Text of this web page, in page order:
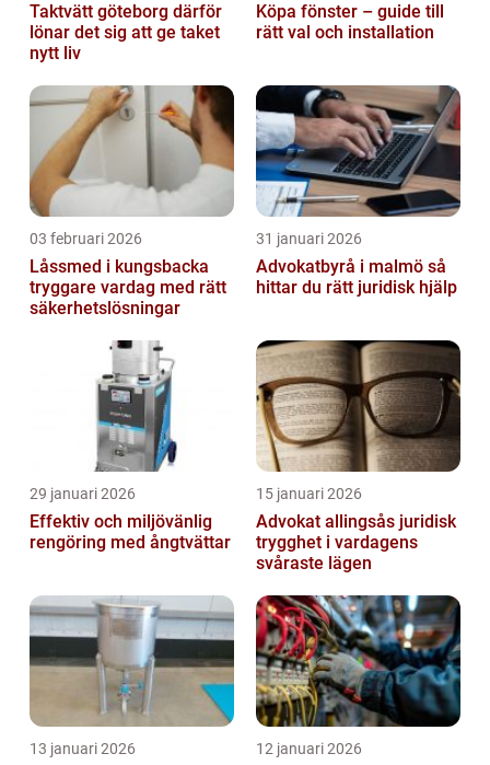
Taktvätt göteborg därför
lönar det sig att ge taket
nytt liv
Köpa fönster – guide till
rätt val och installation
03 februari 2026
Låssmed i kungsbacka
tryggare vardag med rätt
säkerhetslösningar
31 januari 2026
Advokatbyrå i malmö så
hittar du rätt juridisk hjälp
29 januari 2026
Effektiv och miljövänlig
rengöring med ångtvättar
15 januari 2026
Advokat allingsås juridisk
trygghet i vardagens
svåraste lägen
13 januari 2026 12 januari 2026